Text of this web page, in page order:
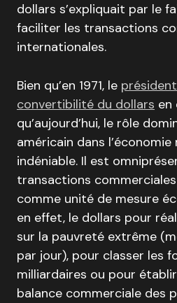
dollars s’expliquait par le
faciliter les transactions
internationales.
Bien qu’en 1971, le
convertibilité du dollars en
qu’aujourd’hui, le rôle
américain dans
indéniable. Il est
transactions
comme unité de mesure
en effet, le dollars pour
sur la pauvreté extrême
par jour), pour classer les
milliardaires ou pour
balance commerciale des